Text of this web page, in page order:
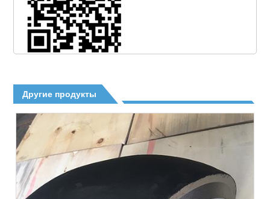
Другие продукты